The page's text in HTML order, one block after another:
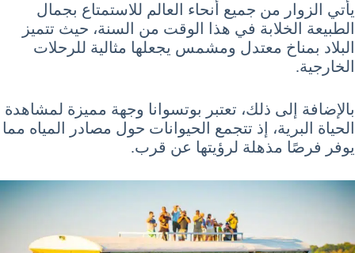
يأتي الزوار من جميع أنحاء العالم للاستمتاع بجمال
الطبيعة الخلابة في هذا الوقت من السنة، حيث تتميز
البلاد بمناخ معتدل ومشمس يجعلها مثالية للرحلات
الخارجية.
بالإضافة إلى ذلك، تعتبر بوتسوانا وجهة مميزة لمشاهدة
الحياة البرية، إذ تتجمع الحيوانات حول مصادر المياه مما
يوفر فرصًا مذهلة لرؤيتها عن قرب.